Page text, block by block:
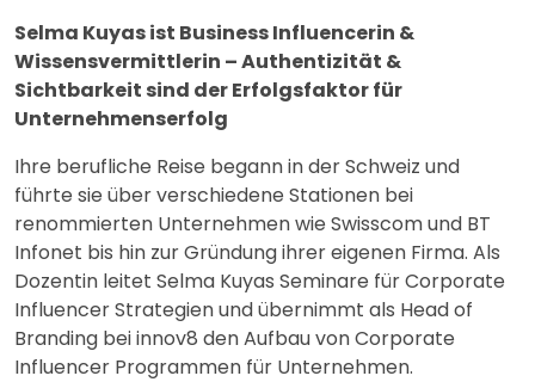
Selma Kuyas ist Business Influencerin &
Wissensvermittlerin – Authentizität &
Sichtbarkeit sind der Erfolgsfaktor für
Unternehmenserfolg
Ihre berufliche Reise begann in der Schweiz und
führte sie über verschiedene Stationen bei
renommierten Unternehmen wie Swisscom und BT
Infonet bis hin zur Gründung ihrer eigenen Firma. Als
Dozentin leitet Selma Kuyas Seminare für Corporate
Influencer Strategien und übernimmt als Head of
Branding bei innov8 den Aufbau von Corporate
Influencer Programmen für Unternehmen.